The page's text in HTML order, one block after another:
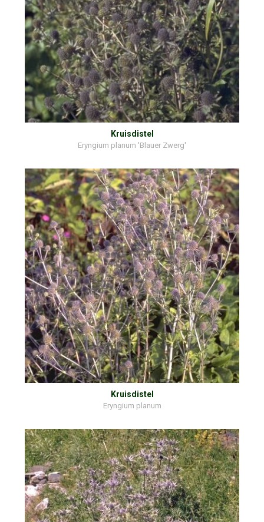
Kruisdistel
Eryngium planum 'Blauer Zwerg'
Kruisdistel
Eryngium planum